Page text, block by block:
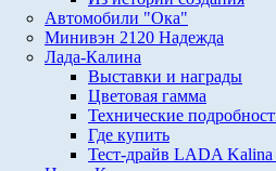
Автомобили "Ока"
Минивэн 2120 Надежда
Лада-Калина
Выставки и награды
Цветовая гамма
Технические
Где купить
Тест-драйв LADA Kalina